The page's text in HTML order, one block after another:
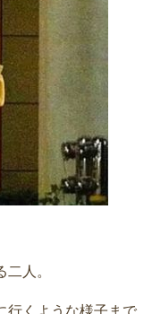
二人。
行くような様子まで